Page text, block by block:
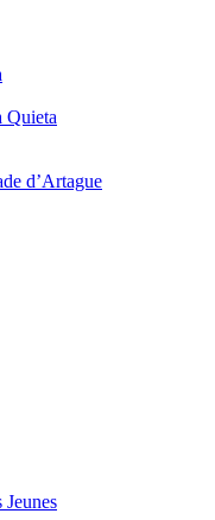
Quieta
d’Artague